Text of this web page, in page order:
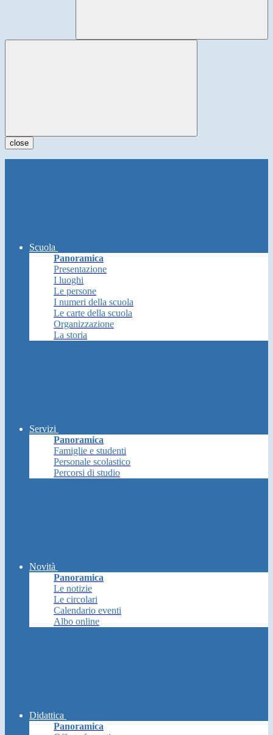
close
Scuola
Panoramica
Presentazione
I luoghi
Le persone
I numeri della scuola
Le carte della scuola
Organizzazione
La storia
Servizi
Panoramica
Famiglie e studenti
Personale scolastico
Percorsi di studio
Novità
Panoramica
Le notizie
Le circolari
Calendario eventi
Albo online
Didattica
Panoramica